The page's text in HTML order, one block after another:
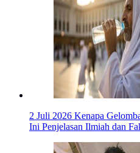
2 Juli 2026 Kenapa
Ini Penjelasan Ilmiah dan